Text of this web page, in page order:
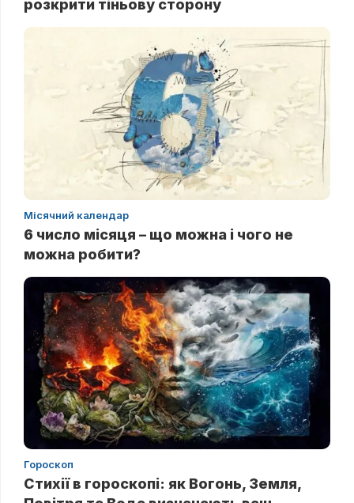
розкрити тіньову сторону
Місячний календар
6 число місяця – що можна і чого не
можна робити?
Гороскоп
Стихії в гороскопі: як Вогонь, Земля,